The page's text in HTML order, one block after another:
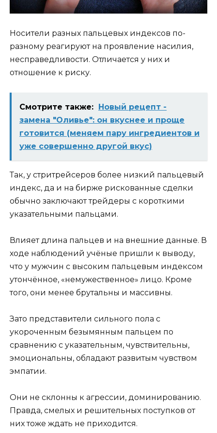
Носители разных пальцевых индексов по-
разному реагируют на проявление насилия,
несправедливости. Отличается у них и
отношение к риску.
Смотрите также: Новый рецепт -
замена "Оливье": он вкуснее и проще
готовится (меняем пару ингредиентов и
уже совершенно другой вкус)
Так, у стритрейсеров более низкий пальцевый
индекс, да и на бирже рискованные сделки
обычно заключают трейдеры с короткими
указательными пальцами.
Влияет длина пальцев и на внешние данные. В
ходе наблюдений учёные пришли к выводу,
что у мужчин с высоким пальцевым индексом
утончённое, «немужественное» лицо. Кроме
того, они менее брутальны и массивны.
Зато представители сильного пола с
укороченным безымянным пальцем по
сравнению с указательным, чувствительны,
эмоциональны, обладают развитым чувством
эмпатии.
Они не склонны к агрессии, доминированию.
Правда, смелых и решительных поступков от
них тоже ждать не приходится.